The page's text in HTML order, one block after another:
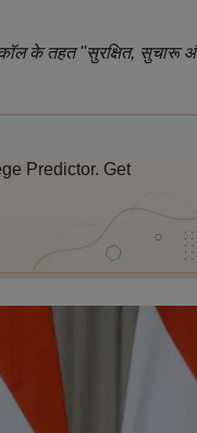
के तहत ''सुरक्षित, सुचारू
Predictor. Get